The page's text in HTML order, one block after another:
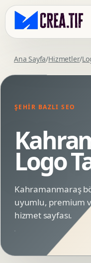
Ana Sayfa/Hizmetler/
ŞEHIR BAZLI SEO
Logo
Kahramanmaraş
uyumlu, premium
hizmet sayfası.